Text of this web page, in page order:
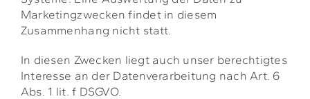
Marketingzwecken findet in diesem
Zusammenhang nicht statt.
In diesen Zwecken liegt auch unser berechtigtes
Interesse an der Datenverarbeitung nach Art. 6
Abs. 1 lit. f DSGVO.